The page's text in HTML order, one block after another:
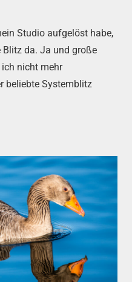
Studio aufgelöst habe,
da. Ja und große
nicht mehr
beliebte Systemblitz